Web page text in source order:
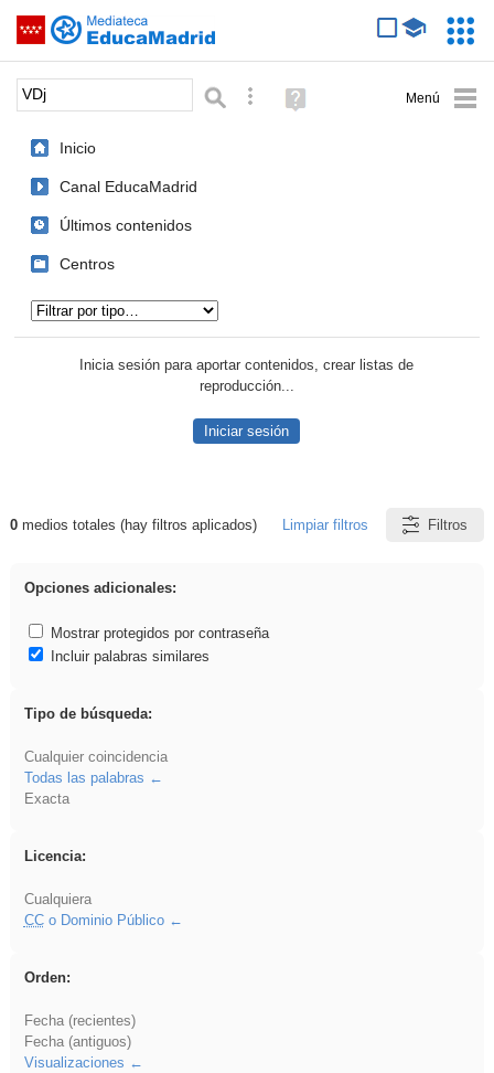
Saltar navegación
Palabra o frase: Búsqueda avanzada
Ayuda
(en
Inicio
Canal EducaMadrid
Últimos contenidos
Centros
Inicia sesión para aportar contenidos, crear listas de
reproducción...
Iniciar sesión
Resultados de: VDj
0medios totales (hay filtros aplicados) Limpiar filtros Filtros
Opciones adicionales:
Mostrar protegidos por contraseña
Incluir palabras similares
Tipo de búsqueda:
Cualquier coincidencia
Todas las palabras
Exacta
Licencia:
Cualquiera
CCo Dominio Público
Orden:
Fecha (recientes)
Fecha (antiguos)
Visualizaciones